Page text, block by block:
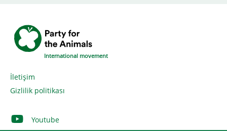
International movement
İletişim
Gizlilik politikası
Youtube